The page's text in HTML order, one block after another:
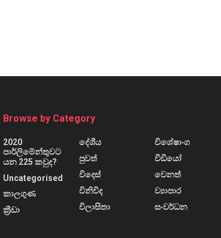
Browse by Category
2020
පාර්ලිමේන්තුවට
යන 225 කවුද?
Uncategorised
කාලගුණ
ක්‍රීඩා
දේශීය
පුවත්
විදෙස්
විනිවිද
විලාසිතා
විශේෂාංග
වීඩියෝ
වෙනත්
ව්‍යාපාර
සංවර්ධන